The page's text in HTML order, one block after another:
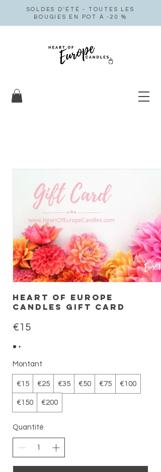
SOLDES D'ÉTÉ - TOUTES LES
BOUGIES EN POT À -20 %
Heart of Europe
Candles Gift Card
€15
Montant
€15 €25 €35 €50 €75 €100
€150 €200
Quantité